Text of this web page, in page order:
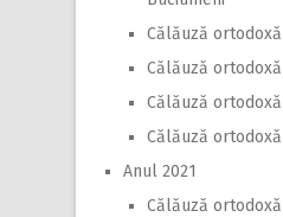
Călăuză
Călăuză ortodoxă
Călăuză
Călăuză
Anul 2021
Călăuză